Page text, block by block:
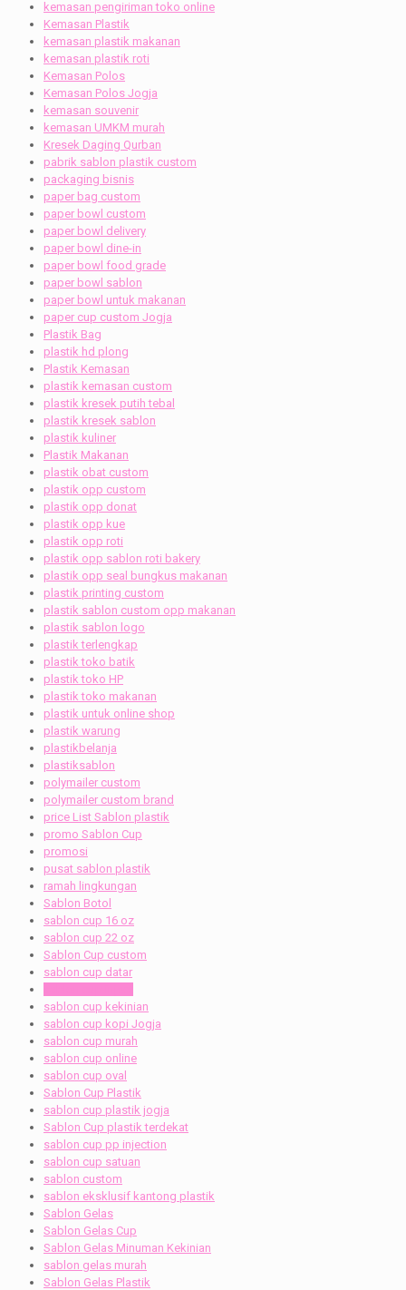
kemasan pengiriman toko online
Kemasan Plastik
kemasan plastik makanan
kemasan plastik roti
Kemasan Polos
Kemasan Polos Jogja
kemasan souvenir
kemasan UMKM murah
Kresek Daging Qurban
pabrik sablon plastik custom
packaging bisnis
paper bag custom
paper bowl custom
paper bowl delivery
paper bowl dine-in
paper bowl food grade
paper bowl sablon
paper bowl untuk makanan
paper cup custom Jogja
Plastik Bag
plastik hd plong
Plastik Kemasan
plastik kemasan custom
plastik kresek putih tebal
plastik kresek sablon
plastik kuliner
Plastik Makanan
plastik obat custom
plastik opp custom
plastik opp donat
plastik opp kue
plastik opp roti
plastik opp sablon roti bakery
plastik opp seal bungkus makanan
plastik printing custom
plastik sablon custom opp makanan
plastik sablon logo
plastik terlengkap
plastik toko batik
plastik toko HP
plastik toko makanan
plastik untuk online shop
plastik warung
plastikbelanja
plastiksablon
polymailer custom
polymailer custom brand
price List Sablon plastik
promo Sablon Cup
promosi
pusat sablon plastik
ramah lingkungan
Sablon Botol
sablon cup 16 oz
sablon cup 22 oz
Sablon Cup custom
sablon cup datar
sablon cup kekinian
sablon cup kopi Jogja
sablon cup murah
sablon cup online
sablon cup oval
Sablon Cup Plastik
sablon cup plastik jogja
Sablon Cup plastik terdekat
sablon cup pp injection
sablon cup satuan
sablon custom
sablon eksklusif kantong plastik
Sablon Gelas
Sablon Gelas Cup
Sablon Gelas Minuman Kekinian
sablon gelas murah
Sablon Gelas Plastik